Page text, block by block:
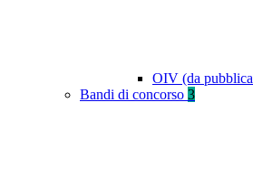
OIV (da
Bandi di concorso 3